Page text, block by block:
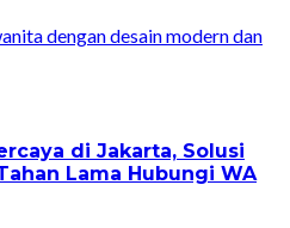
di Jakarta, Solusi
Lama Hubungi WA